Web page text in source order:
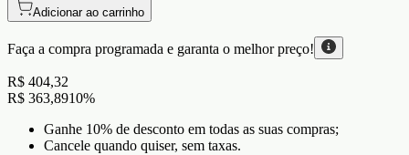
Adicionar ao carrinho
Faça a compra programada e garanta o melhor preço!
R$ 404,32
R$ 363,8910%
Ganhe 10% de desconto em todas as suas compras;
Cancele quando quiser, sem taxas.